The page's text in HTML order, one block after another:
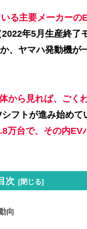
る主要メーカーの
年5月生産終了
、ヤマハ発動機が
から見れば、ごく
フトが進み始めて
万台で、その内EV
次
向